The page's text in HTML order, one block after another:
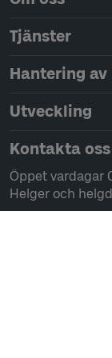
Tjänster
Hantering
Utveckling
Kontakta oss
Öppet vardagar
Helger och